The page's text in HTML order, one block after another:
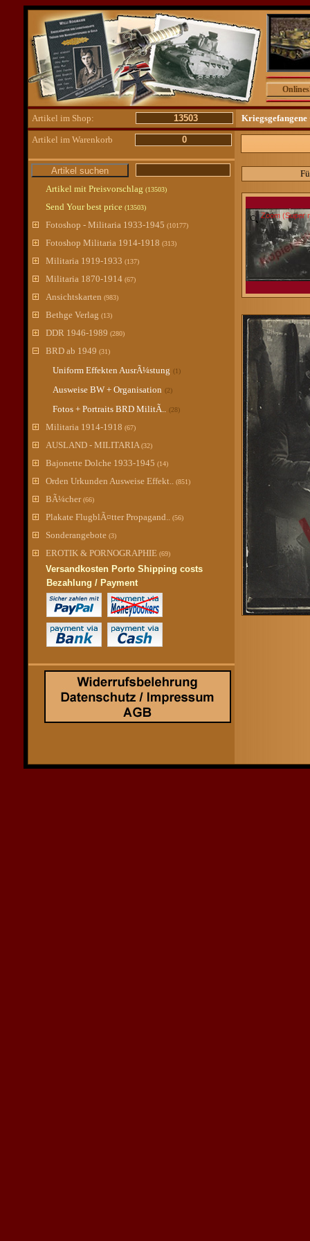
Artikel im Shop: 13503
Artikel im Warenkorb 0
Artikel mit Preisvorschlag (13503)
Send Your best price (13503)
Fotoshop - Militaria 1933-1945 (10177)
Fotoshop Militaria 1914-1918 (313)
Militaria 1919-1933 (137)
Militaria 1870-1914 (67)
Ansichtskarten (983)
Bethge Verlag (13)
DDR 1946-1989 (280)
BRD ab 1949 (31)
Uniform Effekten AusrÃ¼stung (1)
Ausweise BW + Organisation (2)
Fotos + Portraits BRD MilitÃ.. (28)
Militaria 1914-1918 (67)
AUSLAND - MILITARIA (32)
Bajonette Dolche 1933-1945 (14)
Orden Urkunden Ausweise Effekt.. (851)
BÃ¼cher (66)
Plakate FlugblÃ¤tter Propagand.. (56)
Sonderangebote (3)
EROTIK & PORNOGRAPHIE (69)
Versandkosten Porto Shipping costs
Bezahlung / Payment
Zoom (Super